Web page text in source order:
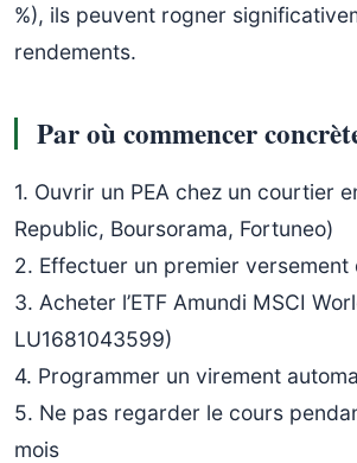
%), ils peuvent rogner
rendements.
Par où commencer
1. Ouvrir un PEA chez un courtier
Republic, Boursorama, Fortuneo)
2. Effectuer un premier
3. Acheter l’ETF Amundi MSCI
LU1681043599)
4. Programmer un virement
5. Ne pas regarder le cours
mois